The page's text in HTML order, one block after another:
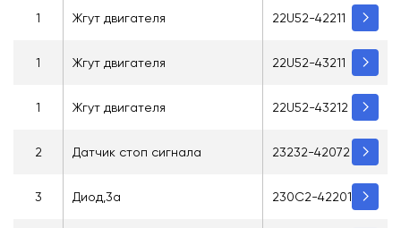
1 Жгут двигателя 22U52-42211
1 Жгут двигателя 22U52-43211
1 Жгут двигателя 22U52-43212
2 Датчик стоп сигнала 23232-42072
3 Диод,3a 230C2-42201